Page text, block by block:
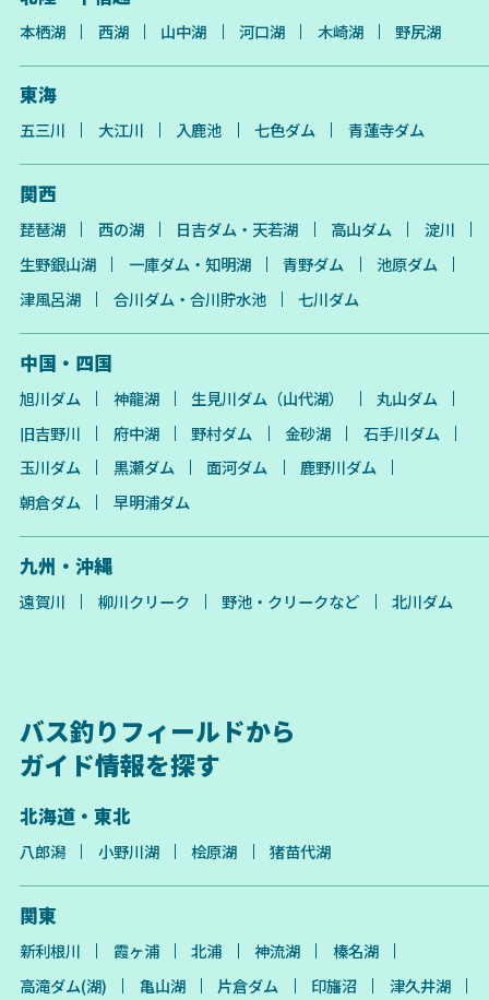
本栖湖 西湖 山中湖 河口湖 木崎湖 野尻湖
東海
五三川 大江川 入鹿池 七色ダム 青蓮寺ダム
関西
琵琶湖 西の湖 日吉ダム・天若湖 高山ダム
淀川
生野銀山湖
一庫ダム・知明湖 青野ダム
池原ダム
津風呂湖
合川ダム・合川貯水池 七川ダム
中国・四国
旭川ダム 神龍湖 生見川ダム（山代湖）
丸山ダム
旧吉野川
府中湖 野村ダム 金砂湖
石手川ダム
玉川ダム
黒瀬ダム 面河ダム
鹿野川ダム
朝倉ダム
早明浦ダム
九州・沖縄
遠賀川 柳川クリーク 野池・クリークなど 北川ダム
バス釣りフィールドから
ガイド情報を探す
北海道・東北
八郎潟 小野川湖 桧原湖 猪苗代湖
関東
新利根川 霞ヶ浦 北浦 神流湖
榛名湖
高滝ダム(湖)
亀山湖 片倉ダム 印旛沼
津久井湖